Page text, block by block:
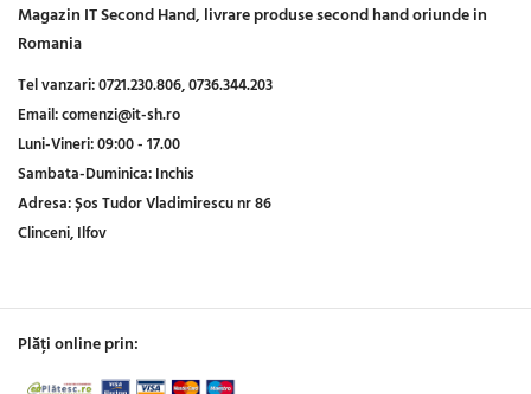
Magazin IT Second Hand, livrare produse second hand oriunde in
Romania
Tel vanzari:0721.230.806,0736.344.203
Email:comenzi@it-sh.ro
Luni-Vineri:09:00 - 17.00
Sambata-Duminica:Inchis
Adresa:Șos Tudor Vladimirescu nr 86
Clinceni, Ilfov
Plăți online prin: